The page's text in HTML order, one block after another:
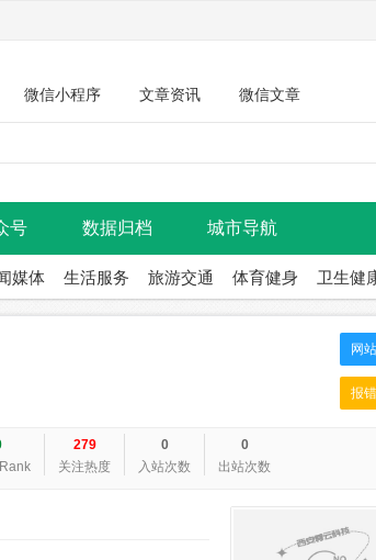
微信小程序 文章资讯 微信文章
号 数据归档 城市导航
媒体 生活服务 旅游交通 体育健身 卫生健
网
报
279
关注热度
0
入站次数
0
出站次数